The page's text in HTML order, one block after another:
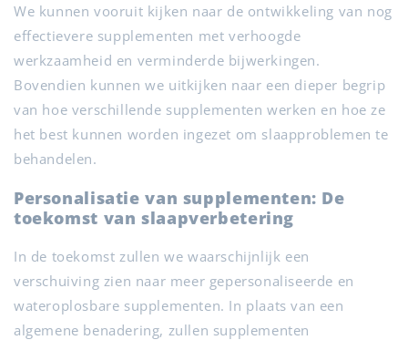
We kunnen vooruit kijken naar de ontwikkeling van nog
effectievere supplementen met verhoogde
werkzaamheid en verminderde bijwerkingen.
Bovendien kunnen we uitkijken naar een dieper begrip
van hoe verschillende supplementen werken en hoe ze
het best kunnen worden ingezet om slaapproblemen te
behandelen.
Personalisatie van supplementen: De
toekomst van slaapverbetering
In de toekomst zullen we waarschijnlijk een
verschuiving zien naar meer gepersonaliseerde en
wateroplosbare supplementen. In plaats van een
algemene benadering, zullen supplementen